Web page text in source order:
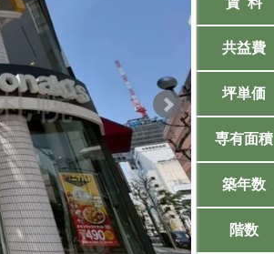
共益費
坪単価
専有面積
築年数
階数